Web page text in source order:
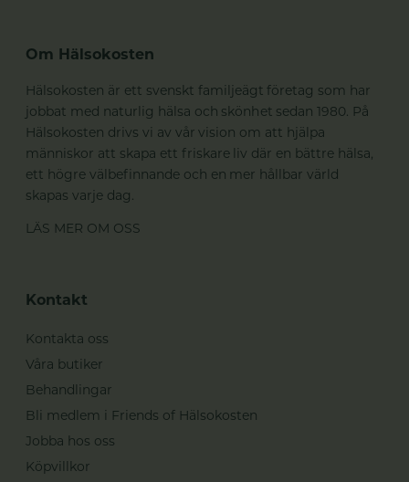
Om Hälsokosten
Hälsokosten är ett svenskt familjeägt företag som har
jobbat med naturlig hälsa och skönhet sedan 1980. På
Hälsokosten drivs vi av vår vision om att hjälpa
människor att skapa ett friskare liv där en bättre hälsa,
ett högre välbefinnande och en mer hållbar värld
skapas varje dag.
LÄS MER OM OSS
Kontakt
Kontakta oss
Våra butiker
Behandlingar
Bli medlem i Friends of Hälsokosten
Jobba hos oss
Köpvillkor